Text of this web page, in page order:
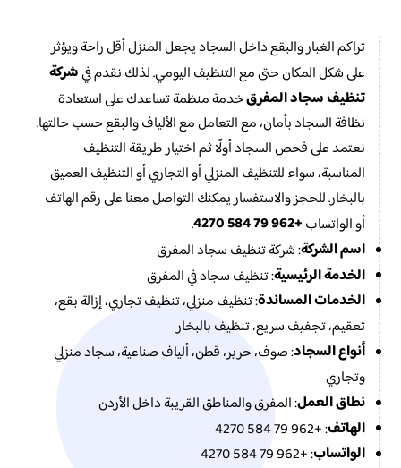
تراكم الغبار والبقع داخل السجاد يجعل المنزل أقل راحة ويؤثر
على شكل المكان حتى مع التنظيف اليومي. لذلك نقدم فيشركة
تنظيف سجاد المفرقخدمة منظمة تساعدك على استعادة
نظافة السجاد بأمان، مع التعامل مع الألياف والبقع حسب حالتها.
نعتمد على فحص السجاد أولًا ثم اختيار طريقة التنظيف
المناسبة، سواء للتنظيف المنزلي أو التجاري أو التنظيف العميق
بالبخار. للحجز والاستفسار يمكنك التواصل معنا على رقم الهاتف
أو الواتساب+962 79 584 4270
.
اسم الشركة: شركة تنظيف سجاد المفرق
الخدمة الرئيسية: تنظيف سجاد في المفرق
الخدمات المساندة: تنظيف منزلي، تنظيف تجاري، إزالة بقع،
تعقيم، تجفيف سريع، تنظيف بالبخار
أنواع السجاد: صوف، حرير، قطن، ألياف صناعية، سجاد منزلي
وتجاري
نطاق العمل: المفرق والمناطق القريبة داخل الأردن
الهاتف: +962 79 584 4270
الواتساب: +962 79 584 4270